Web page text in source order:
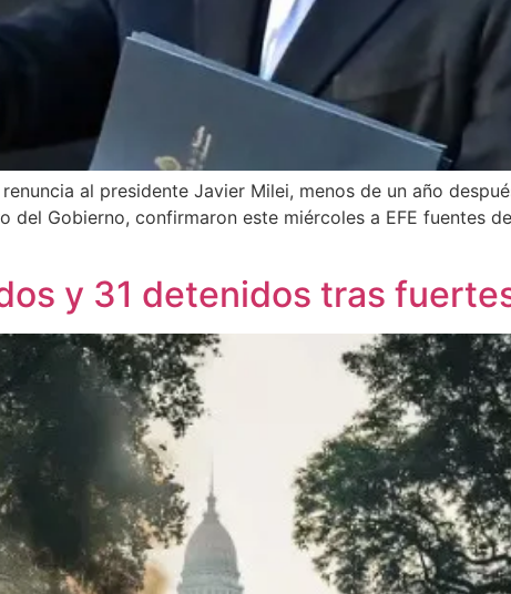
al presidente Javier Milei, menos de un año
Gobierno, confirmaron este miércoles a EFE fuentes
y 31 detenidos tras